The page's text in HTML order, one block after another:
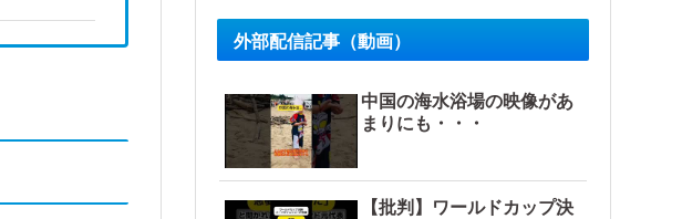
外部配信記事（動画）
中国の海水浴場の映像があ
まりにも・・・
【批判】ワールドカップ決